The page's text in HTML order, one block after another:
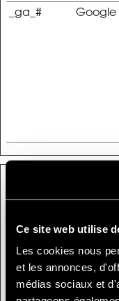
Ce site web utilise
Les cookies nous
et les annonces,
médias sociaux et
_ga_# Google
websites. The
and engaging for
valuable for